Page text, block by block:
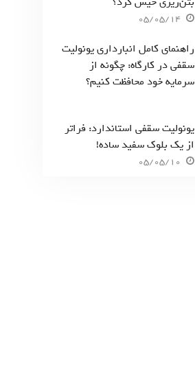
05/05/14
راهنمای کامل انبارداری یونولیت
سقفی در کارگاه: چگونه از
سرمایه خود محافظت کنیم؟
یونولیت سقفی استاندارد: فراتر
از یک بلوک سفید ساده!
05/05/10